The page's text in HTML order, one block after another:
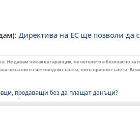
Директива на ЕС ще позволи да
давам никаква гаранция, че четенето е безопасно за
не са нито счетоводни съвети, нито правни съвети.
продаващи без да плащат данъци?